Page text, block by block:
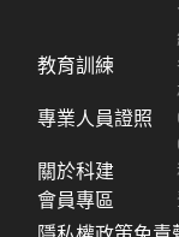
教育訓練
專業人員證照
關於科建
會員專區